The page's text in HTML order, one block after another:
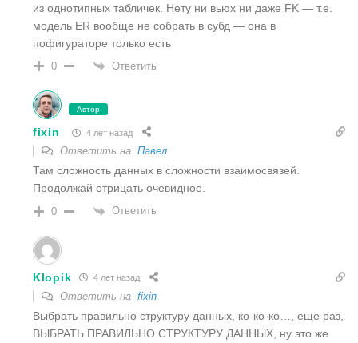
из однотипных табличек. Нету ни вьюх ни даже FK — т.е.
модель ER вообще не собрать в субд — она в
пофигураторе только есть
0 Ответить
Автор
fixin 4 лет назад
Ответить на Павел
Там сложность данных в сложности взаимосвязей.
Продолжай отрицать очевидное.
0 Ответить
Klopik 4 лет назад
Ответить на fixin
Выбрать правильно структуру данных, ко-ко-ко…, еще раз,
ВЫБРАТЬ ПРАВИЛЬНО СТРУКТУРУ ДАННЫХ, ну это же